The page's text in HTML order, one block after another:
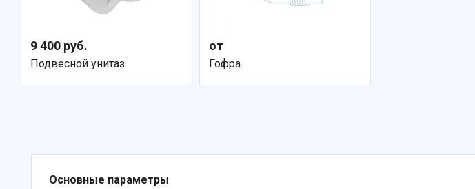
9 400 руб.
Подвесной унитаз
от
Гофра
Основные параметры